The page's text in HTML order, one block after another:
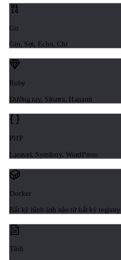
Go
Gin, Sợi, Echo, Chi
Ruby
Đường ray, Sinatra, Hanami
PHP
Laravel, Symfony, WordPress
Docker
Bất kỳ hình ảnh nào từ bất kỳ
Tĩnh